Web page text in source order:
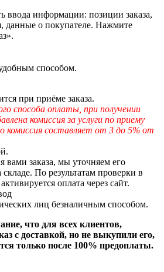
ввода информации: позиции заказа,
данные о покупателе. Нажмите
способом.
при приёме заказа.
способа оплаты, при получении
комиссия за услуги по приему
составляет от 3 до 5% от
вами заказа, мы уточняем его
По результатам проверки в
оплата через сайт.
лиц безналичным способом.
что для всех клиентов,
с доставкой, но не выкупили его,
только после 100% предоплаты.